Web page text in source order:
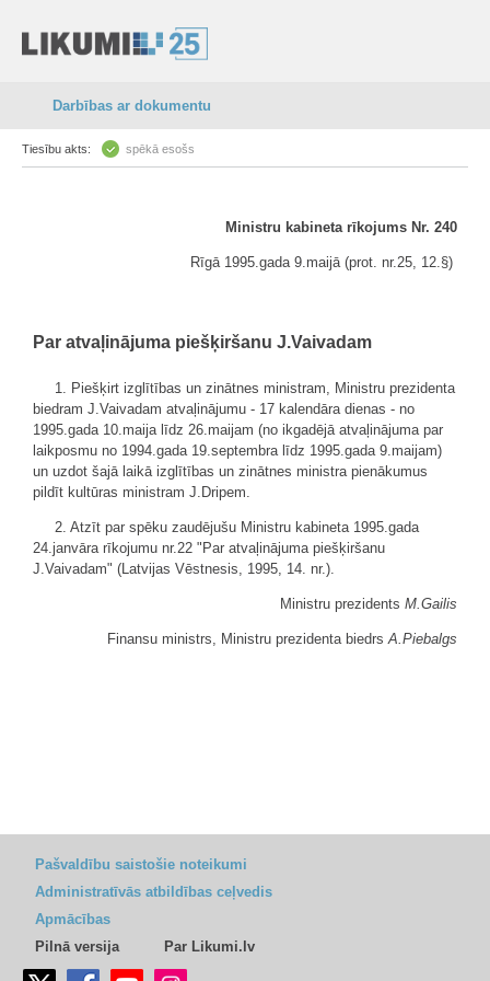
Darbības ar dokumentu
Tiesību akts: spēkā esošs
Ministru kabineta rīkojums Nr. 240
Rīgā 1995.gada 9.maijā (prot. nr.25, 12.§)
Par atvaļinājuma piešķiršanu J.Vaivadam
1. Piešķirt izglītības un zinātnes ministram, Ministru prezidenta
biedram J.Vaivadam atvaļinājumu - 17 kalendāra dienas - no
1995.gada 10.maija līdz 26.maijam (no ikgadējā atvaļinājuma par
laikposmu no 1994.gada 19.septembra līdz 1995.gada 9.maijam)
un uzdot šajā laikā izglītības un zinātnes ministra pienākumus
pildīt kultūras ministram J.Dripem.
2. Atzīt par spēku zaudējušu Ministru kabineta 1995.gada
24.janvāra rīkojumu nr.22 "Par atvaļinājuma piešķiršanu
J.Vaivadam" (Latvijas Vēstnesis, 1995, 14. nr.).
Ministru prezidents M.Gailis
Finansu ministrs, Ministru prezidenta biedrsA.Piebalgs
Pašvaldību saistošie noteikumi
Administratīvās atbildības ceļvedis
Apmācības
Pilnā versija
Par Likumi.lv